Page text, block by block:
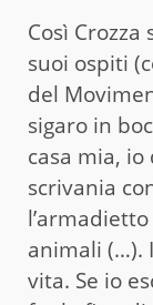
Così
suoi ospiti
del
sigaro in
casa mia, io
scrivania
animali (…).
vita. Se io